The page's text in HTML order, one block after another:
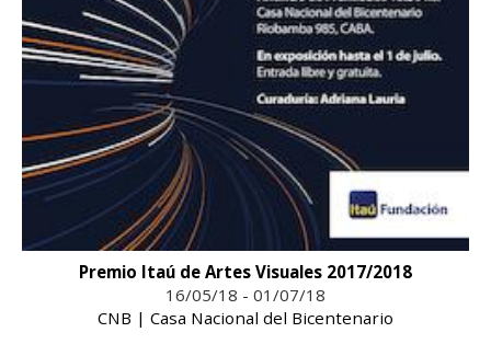
Premio Itaú de Artes Visuales 2017/2018
16/05/18 - 01/07/18
CNB | Casa Nacional del Bicentenario